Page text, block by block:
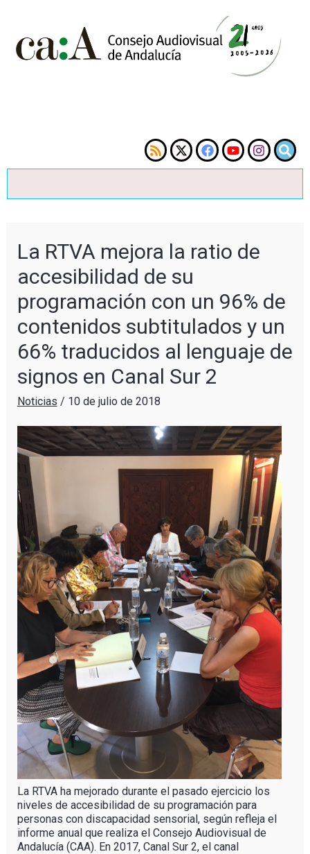
La RTVA mejora la ratio de
accesibilidad de su
programación con un 96% de
contenidos subtitulados y un
66% traducidos al lenguaje de
signos en Canal Sur 2
Noticias / 10 de julio de 2018
La RTVA ha mejorado durante el pasado ejercicio los
niveles de accesibilidad de su programación para
personas con discapacidad sensorial, según refleja el
informe anual que realiza el Consejo Audiovisual de
Andalucía (CAA). En 2017, Canal Sur 2, el canal